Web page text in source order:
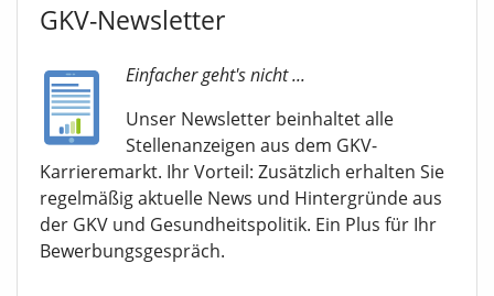
GKV-Newsletter
Einfacher geht's nicht ...
Unser Newsletter beinhaltet alle
Stellenanzeigen aus dem GKV-
Karrieremarkt. Ihr Vorteil: Zusätzlich erhalten Sie
regelmäßig aktuelle News und Hintergründe aus
der GKV und Gesundheitspolitik. Ein Plus für Ihr
Bewerbungsgespräch.